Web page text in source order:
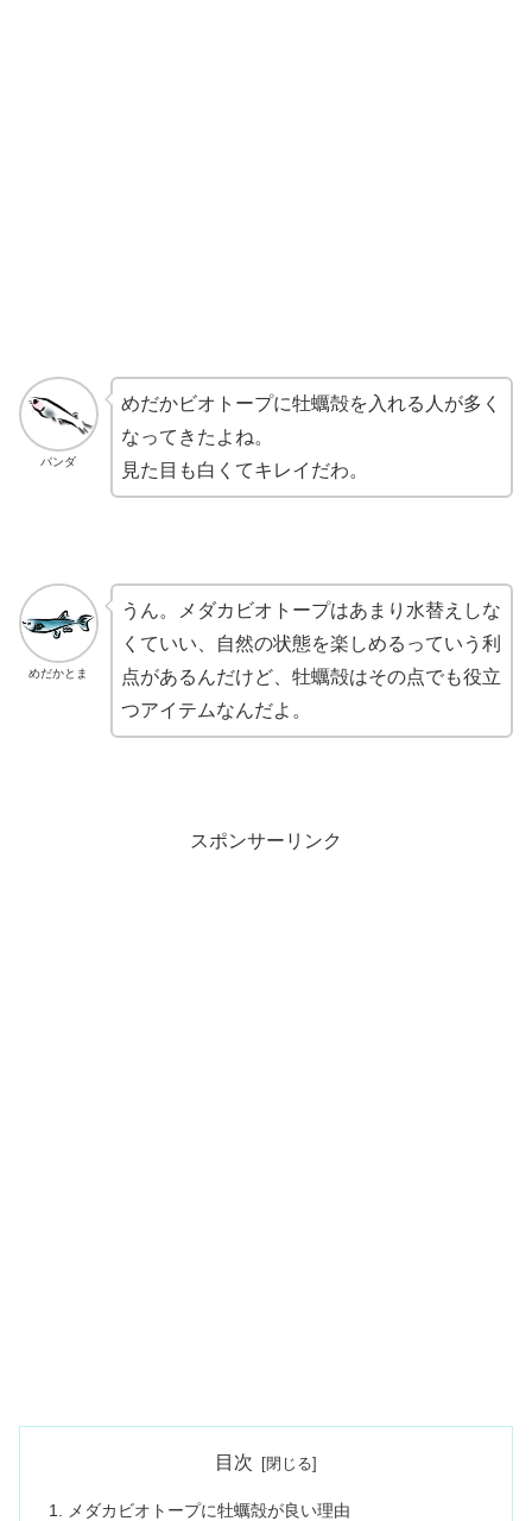
パンダ
めだかビオトープに牡蠣殻を入れる人が多く
なってきたよね。
見た目も白くてキレイだわ。
めだかとま
うん。メダカビオトープはあまり水替えしな
くていい、自然の状態を楽しめるっていう利
点があるんだけど、牡蠣殻はその点でも役立
つアイテムなんだよ。
スポンサーリンク
目次
メダカビオトープに牡蠣殻が良い理由